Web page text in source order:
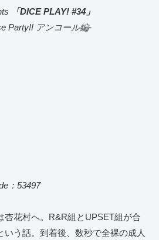
「DICE PLAY! #34」
Party!! アンコール編-
：53497
杏花村へ。R&R組とUPSET組が合
いう話。到着後、数秒で全裸の成人